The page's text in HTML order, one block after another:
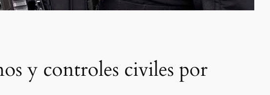
y controles civiles por